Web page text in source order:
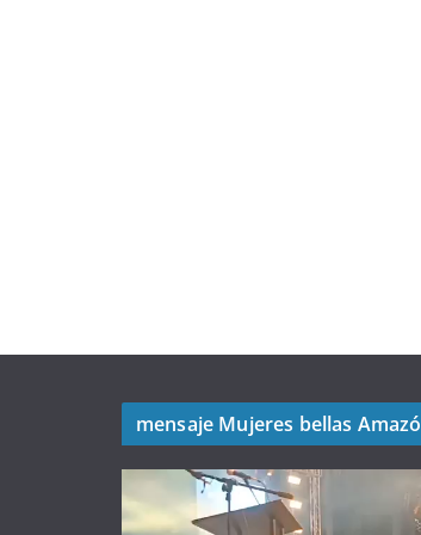
mensaje Mujeres bellas